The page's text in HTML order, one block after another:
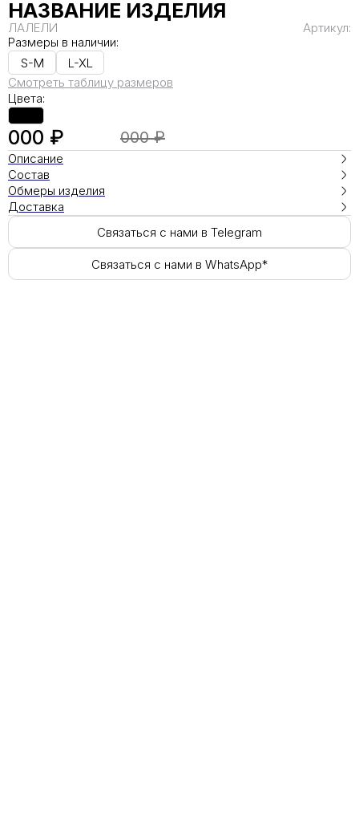
НАЗВАНИЕ ИЗДЕЛИЯ
ЛАЛЕЛИ
Артикул:
Размеры в наличии:
S-M
L-XL
Смотреть таблицу размеров
Цвета:
000 ₽ 000 ₽
Описание
Состав
Обмеры изделия
Доставка
Связаться с нами в Telegram
Связаться с нами в WhatsApp*